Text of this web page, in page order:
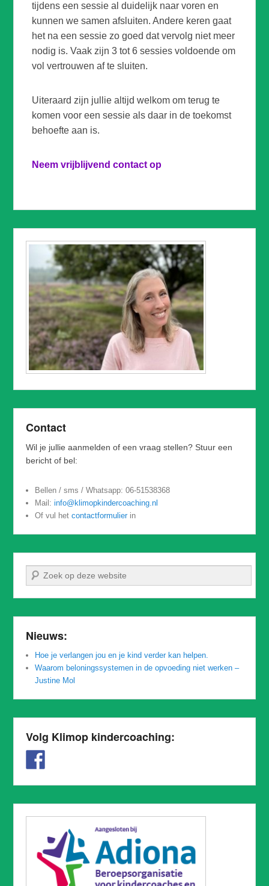
tijdens een sessie al duidelijk naar voren en
kunnen we samen afsluiten. Andere keren gaat
het na een sessie zo goed dat vervolg niet meer
nodig is. Vaak zijn 3 tot 6 sessies voldoende om
vol vertrouwen af te sluiten.
Uiteraard zijn jullie altijd welkom om terug te
komen voor een sessie als daar in de toekomst
behoefte aan is.
Neem vrijblijvend contact op
Contact
Wil je jullie aanmelden of een vraag stellen? Stuur een
bericht of bel:
Bellen / sms / Whatsapp: 06-51538368
Mail:info@klimopkindercoaching.nl
Of vul hetcontactformulierin
Zoeken
Nieuws:
Hoe je verlangen jou en je kind verder kan helpen.
Waarom beloningssystemen in de opvoeding niet werken –
Justine Mol
Volg Klimop kindercoaching: